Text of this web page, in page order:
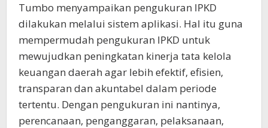
Tumbo menyampaikan pengukuran IPKD
dilakukan melalui sistem aplikasi. Hal itu guna
mempermudah pengukuran IPKD untuk
mewujudkan peningkatan kinerja tata kelola
keuangan daerah agar lebih efektif, efisien,
transparan dan akuntabel dalam periode
tertentu. Dengan pengukuran ini nantinya,
perencanaan, penganggaran, pelaksanaan,